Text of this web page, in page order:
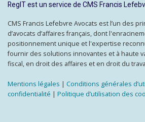
RegIT est un service de CMS Francis
CMS Francis Lefebvre Avocats est l’un des
d’avocats d’affaires français, dont
positionnement unique et l'expertise
fournir des solutions innovantes et à haute
fiscal, en droit des affaires et en droit du
Mentions légales | Conditions générales
confidentialité | Politique d’utilisation des